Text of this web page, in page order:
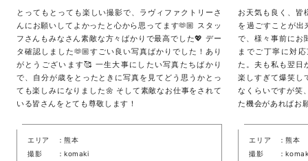
とってもとっても楽しい撮影で、ラヴィファクトリーさ
んにお願いしてよかったと心から思ってます🫶🏼 スタッ
フさんもみなさん素敵な方々ばかりで最高でした💖 デー
タ確認しました🫶🏼すごい良い写真ばかりでした！あり
がとうございます🥰 一生大事にしたい写真たちばかり
で、自分が歳をとったときに写真を見てどう思うかとっ
ても楽しみになりました🌼 そして素敵なお仕事をされて
いる皆さんをとても尊敬します！
エリア
熊本
撮影
komaki
お天気も良く、皆
を過ごすことが出
で、様々事前にお
までご丁寧に対
た。夫も私も翌日
楽しすぎて爆笑し
なくらいですが笑
た機会があればお
エリア
熊本
撮影